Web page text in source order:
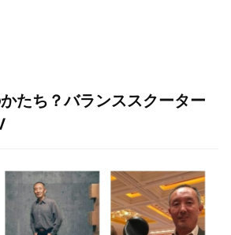
たち？バランススクーター